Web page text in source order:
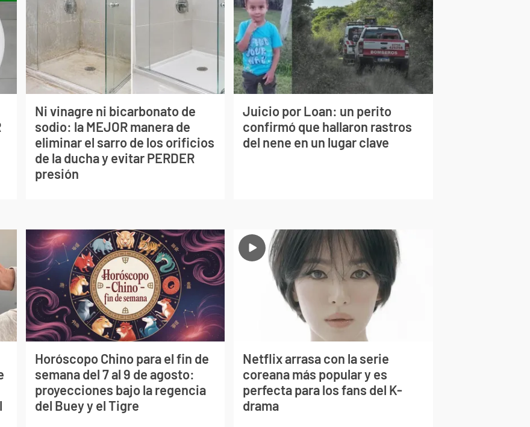
Ni vinagre ni bicarbonato de
sodio: la MEJOR manera de
eliminar el sarro de los orificios
de la ducha y evitar PERDER
presión
Juicio por Loan: un perito
confirmó que hallaron rastros
del nene en un lugar clave
Horóscopo Chino para el fin de
semana del 7 al 9 de agosto:
proyecciones bajo la regencia
del Buey y el Tigre
Netflix arrasa con la serie
coreana más popular y es
perfecta para los fans del K-
drama